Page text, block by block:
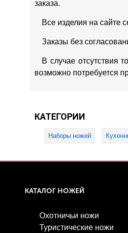
заказа.
Все изделия на
Заказы без
В случае отсутствия
возможно потребуется
КАТЕГОРИИ
Наборы ножей
КАТАЛОГ НОЖЕЙ
Охотничьи ножи
Туристические ножи